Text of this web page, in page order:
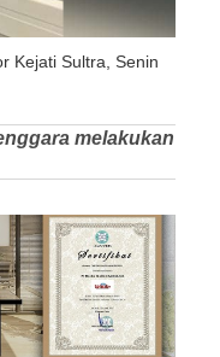
Kejati Sultra, Senin
melakukan